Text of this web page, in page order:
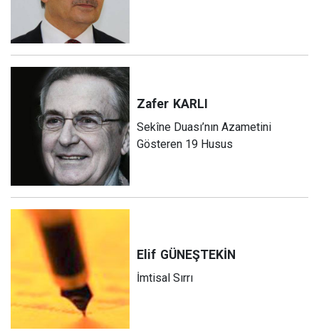
Zafer KARLI
Sekîne Duası’nın Azametini
Gösteren 19 Husus
Elif GÜNEŞTEKİN
İmtisal Sırrı